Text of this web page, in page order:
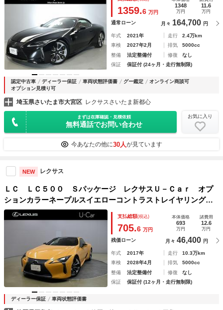
1359.6 万円
1348
万円
11.6
万円
通常ローン 月々 164,700 円
年式 2021年 走行
2.4万km
車検
2027年2月 排気
5000cc
整備
法定整備付 修復
なし
保証
保証付 (24ヶ月・走行無制限)
認定中古車 ディーラー保証 車両状態評価書 グー鑑定
オンライン商談可
オプション見積り可
埼玉県さいたま市大宮区 レクサスさいたま新都心
まずは在庫確認・見積依頼
無料通話でお問い合わせ
お気に入り
今あなたの他に30人が見ています
NEW レクサス
ＬＣ ＬＣ５００ Ｓパッケージ レクサスＵ－Ｃａｒ オプ
ションカラーネープルスイエローコントラストレイヤリング
マークレビンソンリファレンスサラウンドサラウンドシステ
ム カラードヘッドアップディスプレイ
支払総額(税込)
705.6 万円
本体価格
693
万円
諸費用
12.6
万円
残価ローン 月々 46,400 円
年式 2017年 走行
10.3万km
車検
2028年4月 排気
5000cc
整備
法定整備付 修復
なし
保証
保証付 (12ヶ月・走行無制限)
ディーラー保証 車両状態評価書